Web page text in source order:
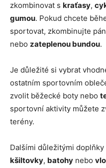
zkombinovat s kraťasy,
gumou. Pokud chcete
sportovat, zkombinujte
nebo zateplenou bundou.
Je důležité si vybrat
ostatním sportovním
zvolit běžecké boty nebo
sportovní aktivity můžete
terény.
Dalšími důležitými
kšiltovky, batohy nebo